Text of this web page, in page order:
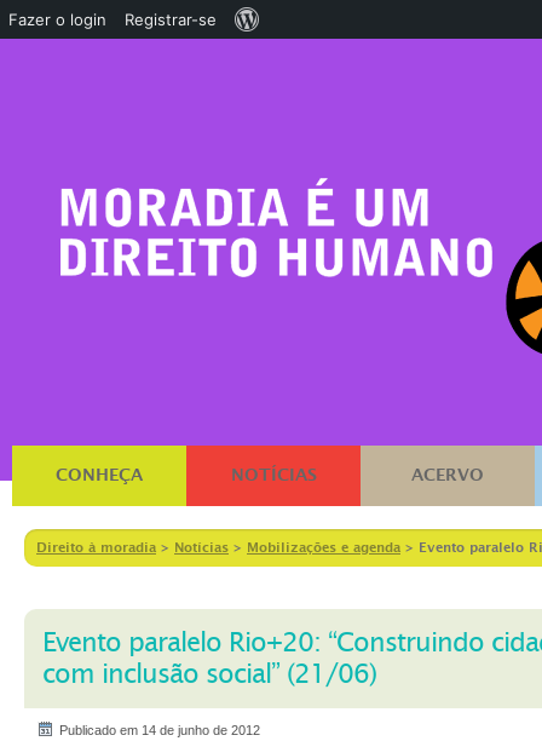
CONHEÇA NOTÍCIAS ACERVO
Direito à moradia > Notícias > Mobilizações e agenda > Evento paralelo
Evento paralelo Rio+20: “Construindo
com inclusão social” (21/06)
Publicado em 14 de junho de 2012
Fazer o login Registrar-se